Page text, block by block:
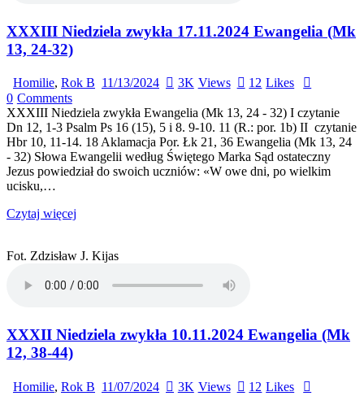
XXXIII Niedziela zwykła 17.11.2024 Ewangelia (Mk
13, 24-32)
Homilie, Rok B 11/13/2024 3K Views 12 Likes
0 Comments
XXXIII Niedziela zwykła Ewangelia (Mk 13, 24 - 32) I czytanie
Dn 12, 1-3 Psalm Ps 16 (15), 5 i 8. 9-10. 11 (R.: por. 1b) II czytanie
Hbr 10, 11-14. 18 Aklamacja Por. Łk 21, 36 Ewangelia (Mk 13, 24
- 32) Słowa Ewangelii według Świętego Marka Sąd ostateczny
Jezus powiedział do swoich uczniów: «W owe dni, po wielkim
ucisku,…
Czytaj więcej
Fot. Zdzisław J. Kijas
XXXII Niedziela zwykła 10.11.2024 Ewangelia (Mk
12, 38-44)
Homilie, Rok B 11/07/2024 3K Views 12 Likes